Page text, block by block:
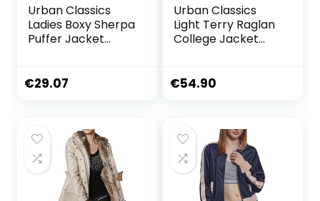
Urban Classics
Ladies Boxy Sherpa
Puffer Jacket
€29.07
Urban Classics
Light Terry Raglan
College Jacket
€54.90